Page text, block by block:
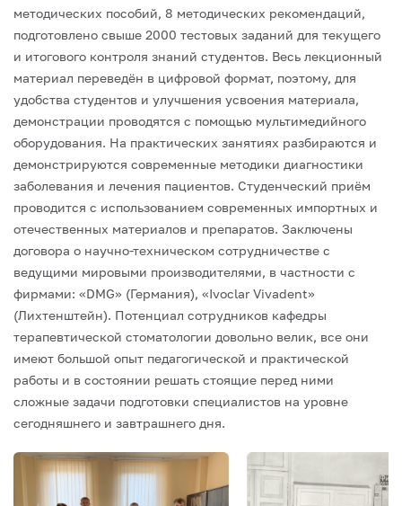
методических пособий, 8 методических рекомендаций,
подготовлено свыше 2000 тестовых заданий для текущего
и итогового контроля знаний студентов. Весь лекционный
материал переведён в цифровой формат, поэтому, для
удобства студентов и улучшения усвоения материала,
демонстрации проводятся с помощью мультимедийного
оборудования. На практических занятиях разбираются и
демонстрируются современные методики диагностики
заболевания и лечения пациентов. Студенческий приём
проводится с использованием современных импортных и
отечественных материалов и препаратов. Заключены
договора о научно-техническом сотрудничестве с
ведущими мировыми производителями, в частности с
фирмами: «DMG» (Германия), «Ivoclar Vivadent»
(Лихтенштейн). Потенциал сотрудников кафедры
терапевтической стоматологии довольно велик, все они
имеют большой опыт педагогической и практической
работы и в состоянии решать стоящие перед ними
сложные задачи подготовки специалистов на уровне
сегодняшнего и завтрашнего дня.